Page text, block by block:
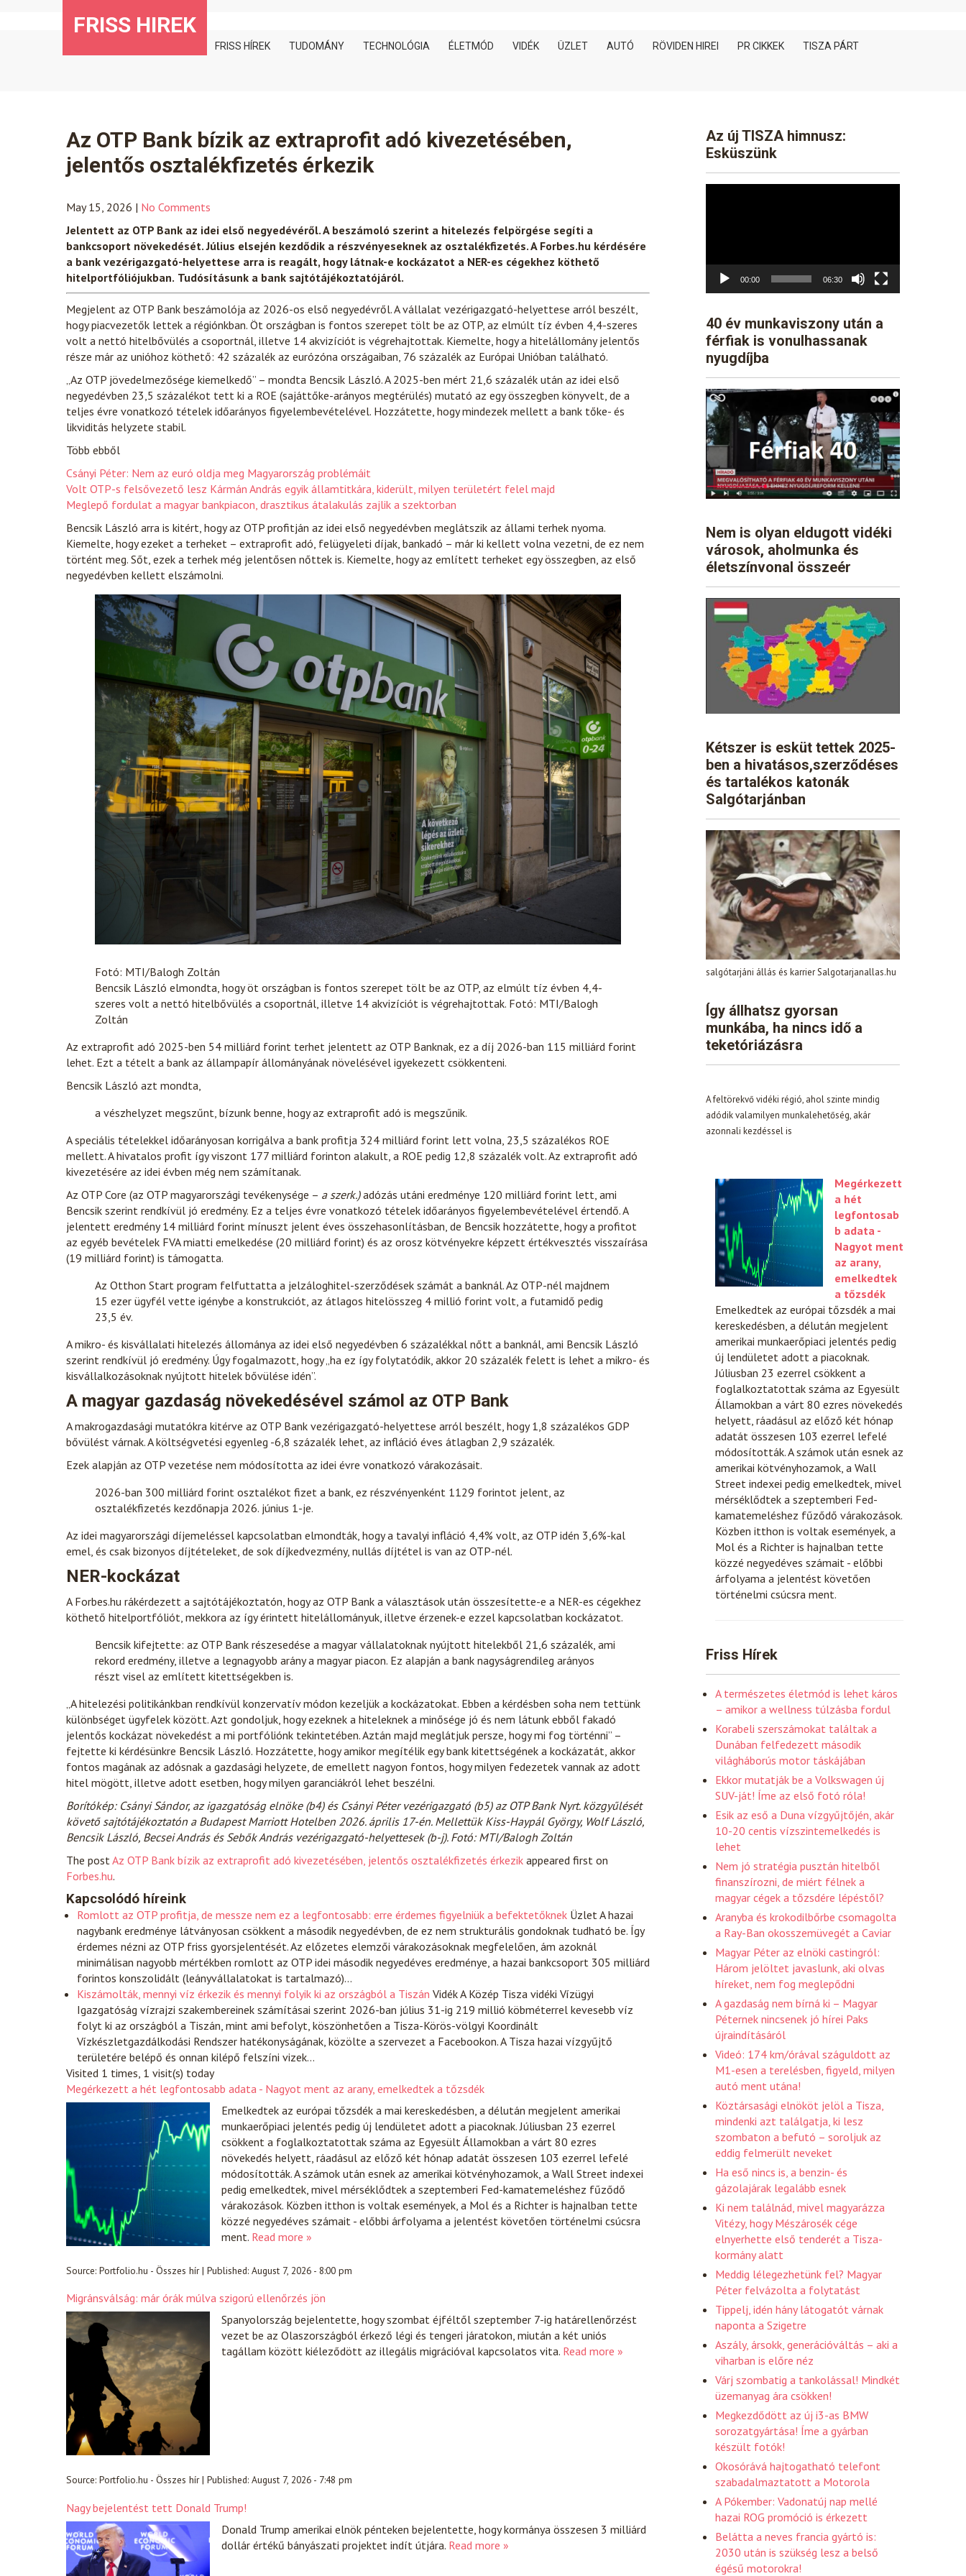
FRISS HIREK
FRISS HÍREK TUDOMÁNY TECHNOLÓGIA ÉLETMÓD VIDÉK ÜZLET AUTÓ RÖVIDEN HIREI PR CIKKEK TISZA PÁRT
Az OTP Bank bízik az extraprofit adó kivezetésében,
jelentős osztalékfizetés érkezik
May 15, 2026 | No Comments
Jelentett az OTP Bank az idei első negyedévéről. A beszámoló szerint a hitelezés felpörgése segíti a
bankcsoport növekedését. Július elsején kezdődik a részvényeseknek az osztalékfizetés. A Forbes.hu kérdésére
a bank vezérigazgató-helyettese arra is reagált, hogy látnak-e kockázatot a NER-es cégekhez köthető
hitelportfóliójukban. Tudósításunk a bank sajtótájékoztatójáról.
Megjelent az OTP Bank beszámolója az 2026-os első negyedévről. A vállalat vezérigazgató-helyettese arról beszélt,
hogy piacvezetők lettek a régiónkban. Öt országban is fontos szerepet tölt be az OTP, az elmúlt tíz évben 4,4-szeres
volt a nettó hitelbővülés a csoportnál, illetve 14 akvizíciót is végrehajtottak. Kiemelte, hogy a hitelállomány jelentős
része már az unióhoz köthető: 42 százalék az eurózóna országaiban, 76 százalék az Európai Unióban található.
„Az OTP jövedelmezősége kiemelkedő” – mondta Bencsik László. A 2025-ben mért 21,6 százalék után az idei első
negyedévben 23,5 százalékot tett ki a ROE (sajáttőke-arányos megtérülés) mutató az egy összegben könyvelt, de a
teljes évre vonatkozó tételek időarányos figyelembevételével. Hozzátette, hogy mindezek mellett a bank tőke- és
likviditás helyzete stabil.
Több ebből
Csányi Péter: Nem az euró oldja meg Magyarország problémáit
Volt OTP-s felsővezető lesz Kármán András egyik államtitkára, kiderült, milyen területért felel majd
Meglepő fordulat a magyar bankpiacon, drasztikus átalakulás zajlik a szektorban
Bencsik László arra is kitért, hogy az OTP profitján az idei első negyedévben meglátszik az állami terhek nyoma.
Kiemelte, hogy ezeket a terheket – extraprofit adó, felügyeleti díjak, bankadó – már ki kellett volna vezetni, de ez nem
történt meg. Sőt, ezek a terhek még jelentősen nőttek is. Kiemelte, hogy az említett terheket egy összegben, az első
negyedévben kellett elszámolni.
Fotó: MTI/Balogh Zoltán
Bencsik László elmondta, hogy öt országban is fontos szerepet tölt be az OTP, az elmúlt tíz évben 4,4-
szeres volt a nettó hitelbővülés a csoportnál, illetve 14 akvizíciót is végrehajtottak. Fotó: MTI/Balogh
Zoltán
Az extraprofit adó 2025-ben 54 milliárd forint terhet jelentett az OTP Banknak, ez a díj 2026-ban 115 milliárd forint
lehet. Ezt a tételt a bank az állampapír állományának növelésével igyekezett csökkenteni.
Bencsik László azt mondta,
a vészhelyzet megszűnt, bízunk benne, hogy az extraprofit adó is megszűnik.
A speciális tételekkel időarányosan korrigálva a bank profitja 324 milliárd forint lett volna, 23,5 százalékos ROE
mellett. A hivatalos profit így viszont 177 milliárd forinton alakult, a ROE pedig 12,8 százalék volt. Az extraprofit adó
kivezetésére az idei évben még nem számítanak.
Az OTP Core (az OTP magyarországi tevékenysége – a szerk.)adózás utáni eredménye 120 milliárd forint lett, ami
Bencsik szerint rendkívül jó eredmény. Ez a teljes évre vonatkozó tételek időarányos figyelembevételével értendő. A
jelentett eredmény 14 milliárd forint mínuszt jelent éves összehasonlításban, de Bencsik hozzátette, hogy a profitot
az egyéb bevételek FVA miatti emelkedése (20 milliárd forint) és az orosz kötvényekre képzett értékvesztés visszaírása
(19 milliárd forint) is támogatta.
Az Otthon Start program felfuttatta a jelzáloghitel-szerződések számát a banknál. Az OTP-nél majdnem
15 ezer ügyfél vette igénybe a konstrukciót, az átlagos hitelösszeg 4 millió forint volt, a futamidő pedig
23,5 év.
A mikro- és kisvállalati hitelezés állománya az idei első negyedévben 6 százalékkal nőtt a banknál, ami Bencsik László
szerint rendkívül jó eredmény. Úgy fogalmazott, hogy „ha ez így folytatódik, akkor 20 százalék felett is lehet a mikro- és
kisvállalkozásoknak nyújtott hitelek bővülése idén”.
A magyar gazdaság növekedésével számol az OTP Bank
A makrogazdasági mutatókra kitérve az OTP Bank vezérigazgató-helyettese arról beszélt, hogy 1,8 százalékos GDP
bővülést várnak. A költségvetési egyenleg -6,8 százalék lehet, az infláció éves átlagban 2,9 százalék.
Ezek alapján az OTP vezetése nem módosította az idei évre vonatkozó várakozásait.
2026-ban 300 milliárd forint osztalékot fizet a bank, ez részvényenként 1129 forintot jelent, az
osztalékfizetés kezdőnapja 2026. június 1-je.
Az idei magyarországi díjemeléssel kapcsolatban elmondták, hogy a tavalyi infláció 4,4% volt, az OTP idén 3,6%-kal
emel, és csak bizonyos díjtételeket, de sok díjkedvezmény, nullás díjtétel is van az OTP-nél.
NER-kockázat
A Forbes.hu rákérdezett a sajtótájékoztatón, hogy az OTP Bank a választások után összesítette-e a NER-es cégekhez
köthető hitelportfóliót, mekkora az így érintett hitelállományuk, illetve érzenek-e ezzel kapcsolatban kockázatot.
Bencsik kifejtette: az OTP Bank részesedése a magyar vállalatoknak nyújtott hitelekből 21,6 százalék, ami
rekord eredmény, illetve a legnagyobb arány a magyar piacon. Ez alapján a bank nagyságrendileg arányos
részt visel az említett kitettségekben is.
„A hitelezési politikánkban rendkívül konzervatív módon kezeljük a kockázatokat. Ebben a kérdésben soha nem tettünk
különbséget ügyfelek között. Azt gondoljuk, hogy ezeknek a hiteleknek a minősége jó és nem látunk ebből fakadó
jelentős kockázat növekedést a mi portfóliónk tekintetében. Aztán majd meglátjuk persze, hogy mi fog történni” –
fejtette ki kérdésünkre Bencsik László. Hozzátette, hogy amikor megítélik egy bank kitettségének a kockázatát, akkor
fontos magának az adósnak a gazdasági helyzete, de emellett nagyon fontos, hogy milyen fedezetek vannak az adott
hitel mögött, illetve adott esetben, hogy milyen garanciákról lehet beszélni.
Borítókép: Csányi Sándor, az igazgatóság elnöke (b4) és Csányi Péter vezérigazgató (b5) az OTP Bank Nyrt. közgyűlését
követő sajtótájékoztatón a Budapest Marriott Hotelben 2026. április 17-én. Mellettük Kiss-Haypál György, Wolf László,
Bencsik László, Becsei András és Sebők András vezérigazgató-helyettesek (b-j). Fotó: MTI/Balogh Zoltán
The post Az OTP Bank bízik az extraprofit adó kivezetésében, jelentős osztalékfizetés érkezik appeared first on
Forbes.hu.
Kapcsolódó híreink
Romlott az OTP profitja, de messze nem ez a legfontosabb: erre érdemes figyelniük a befektetőknek Üzlet A hazai
nagybank eredménye látványosan csökkent a második negyedévben, de ez nem strukturális gondoknak tudható be. Így
érdemes nézni az OTP friss gyorsjelentését. Az előzetes elemzői várakozásoknak megfelelően, ám azoknál
minimálisan nagyobb mértékben romlott az OTP idei második negyedéves eredménye, a hazai bankcsoport 305 milliárd
forintos konszolidált (leányvállalatokat is tartalmazó)…
Kiszámolták, mennyi víz érkezik és mennyi folyik ki az országból a Tiszán VidékA Közép Tisza vidéki Vízügyi
Igazgatóság vízrajzi szakembereinek számításai szerint 2026-ban július 31-ig 219 millió köbméterrel kevesebb víz
folyt ki az országból a Tiszán, mint ami befolyt, köszönhetően a Tisza-Körös-völgyi Koordinált
Vízkészletgazdálkodási Rendszer hatékonyságának, közölte a szervezet a Facebookon. A Tisza hazai vízgyűjtő
területére belépő és onnan kilépő felszíni vizek…
Visited 1 times, 1 visit(s) today
Megérkezett a hét legfontosabb adata - Nagyot ment az arany, emelkedtek a tőzsdék
Emelkedtek az európai tőzsdék a mai kereskedésben, a délután megjelent amerikai
munkaerőpiaci jelentés pedig új lendületet adott a piacoknak. Júliusban 23 ezerrel
csökkent a foglalkoztatottak száma az Egyesült Államokban a várt 80 ezres
növekedés helyett, ráadásul az előző két hónap adatát összesen 103 ezerrel lefelé
módosították. A számok után esnek az amerikai kötvényhozamok, a Wall Street indexei
pedig emelkedtek, mivel mérséklődtek a szeptemberi Fed-kamatemeléshez fűződő
várakozások. Közben itthon is voltak események, a Mol és a Richter is hajnalban tette
közzé negyedéves számait - előbbi árfolyama a jelentést követően történelmi csúcsra
ment. Read more »
Source: Portfolio.hu - Összes hír| Published: August 7, 2026 - 8:00 pm
Migránsválság: már órák múlva szigorú ellenőrzés jön
Spanyolország bejelentette, hogy szombat éjféltől szeptember 7-ig határellenőrzést
vezet be az Olaszországból érkező légi és tengeri járatokon, miután a két uniós
tagállam között kiéleződött az illegális migrációval kapcsolatos vita. Read more »
Source: Portfolio.hu - Összes hír| Published: August 7, 2026 - 7:48 pm
Nagy bejelentést tett Donald Trump!
Donald Trump amerikai elnök pénteken bejelentette, hogy kormánya összesen 3 milliárd
dollár értékű bányászati projektet indít útjára. Read more »
Az új TISZA himnusz:
Esküszünk
00:00 06:30
40 év munkaviszony után a
férfiak is vonulhassanak
nyugdíjba
Nem is olyan eldugott vidéki
városok, aholmunka és
életszínvonal összeér
Kétszer is esküt tettek 2025-
ben a hivatásos,szerződéses
és tartalékos katonák
Salgótarjánban
salgótarjáni állás és karrier Salgotarjanallas.hu
Így állhatsz gyorsan
munkába, ha nincs idő a
teketóriázásra
A feltörekvő vidéki régió, ahol szinte mindig
adódik valamilyen munkalehetőség, akár
azonnali kezdéssel is
Megérkezett
a hét
legfontosab
b adata -
Nagyot ment
az arany,
emelkedtek
a tőzsdék
Emelkedtek az európai tőzsdék a mai
kereskedésben, a délután megjelent
amerikai munkaerőpiaci jelentés pedig
új lendületet adott a piacoknak.
Júliusban 23 ezerrel csökkent a
foglalkoztatottak száma az Egyesült
Államokban a várt 80 ezres növekedés
helyett, ráadásul az előző két hónap
adatát összesen 103 ezerrel lefelé
módosították. A számok után esnek az
amerikai kötvényhozamok, a Wall
Street indexei pedig emelkedtek, mivel
mérséklődtek a szeptemberi Fed-
kamatemeléshez fűződő várakozások.
Közben itthon is voltak események, a
Mol és a Richter is hajnalban tette
közzé negyedéves számait - előbbi
árfolyama a jelentést követően
történelmi csúcsra ment.
Friss Hírek
A természetes életmód is lehet káros
– amikor a wellness túlzásba fordul
Korabeli szerszámokat találtak a
Dunában felfedezett második
világháborús motor táskájában
Ekkor mutatják be a Volkswagen új
SUV-ját! Íme az első fotó róla!
Esik az eső a Duna vízgyűjtőjén, akár
10-20 centis vízszintemelkedés is
lehet
Nem jó stratégia pusztán hitelből
finanszírozni, de miért félnek a
magyar cégek a tőzsdére lépéstől?
Aranyba és krokodilbőrbe csomagolta
a Ray-Ban okosszemüvegét a Caviar
Magyar Péter az elnöki castingról:
Három jelöltet javaslunk, aki olvas
híreket, nem fog meglepődni
A gazdaság nem bírná ki – Magyar
Péternek nincsenek jó hírei Paks
újraindításáról
Videó: 174 km/órával száguldott az
M1-esen a terelésben, figyeld, milyen
autó ment utána!
Köztársasági elnököt jelöl a Tisza,
mindenki azt találgatja, ki lesz
szombaton a befutó – soroljuk az
eddig felmerült neveket
Ha eső nincs is, a benzin- és
gázolajárak legalább esnek
Ki nem találnád, mivel magyarázza
Vitézy, hogy Mészárosék cége
elnyerhette első tenderét a Tisza-
kormány alatt
Meddig lélegezhetünk fel? Magyar
Péter felvázolta a folytatást
Tippelj, idén hány látogatót várnak
naponta a Szigetre
Aszály, ársokk, generációváltás – aki a
viharban is előre néz
Várj szombatig a tankolással! Mindkét
üzemanyag ára csökken!
Megkezdődött az új i3-as BMW
sorozatgyártása! Íme a gyárban
készült fotók!
Okosórává hajtogatható telefont
szabadalmaztatott a Motorola
A Pókember: Vadonatúj nap mellé
hazai ROG promóció is érkezett
Belátta a neves francia gyártó is:
2030 után is szükség lesz a belső
égésű motorokra!